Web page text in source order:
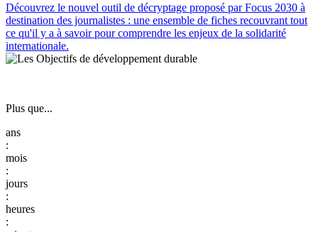
Découvrez le nouvel outil de décryptage proposé par Focus 2030 à
destination des journalistes : une ensemble de fiches recouvrant tout
ce qu'il y a à savoir pour comprendre les enjeux de la solidarité
internationale.
Plus que...
:
:
:
: